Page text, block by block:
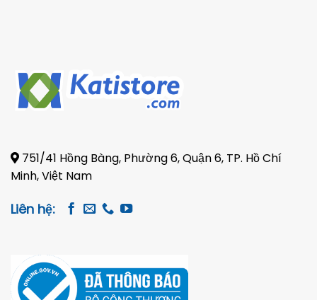
751/41 Hồng Bàng, Phường 6, Quận 6, TP. Hồ Chí
Minh, Việt Nam
Liên hệ: